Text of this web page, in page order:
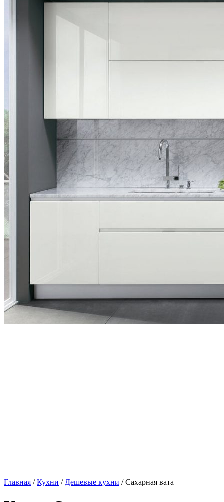
Главная /Кухни / Дешевые кухни / Сахарная вата